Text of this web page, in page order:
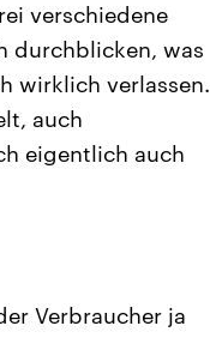
verschiedene
durchblicken, was
wirklich verlassen.
auch
eigentlich auch
Verbraucher ja